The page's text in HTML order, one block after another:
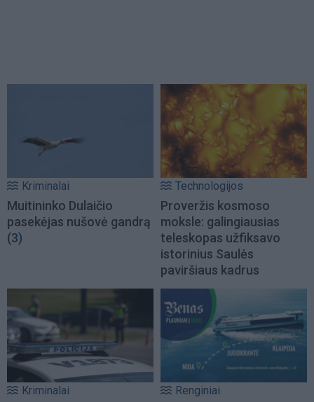
Kriminalai
Muitininko Dulaičio
pasekėjas nušovė gandrą
(3)
Technologijos
Proveržis kosmoso
moksle: galingiausias
teleskopas užfiksavo
istorinius Saulės
paviršiaus kadrus
Kriminalai Renginiai